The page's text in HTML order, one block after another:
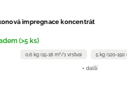
5 kg (120-150 m²/1 vrstva)